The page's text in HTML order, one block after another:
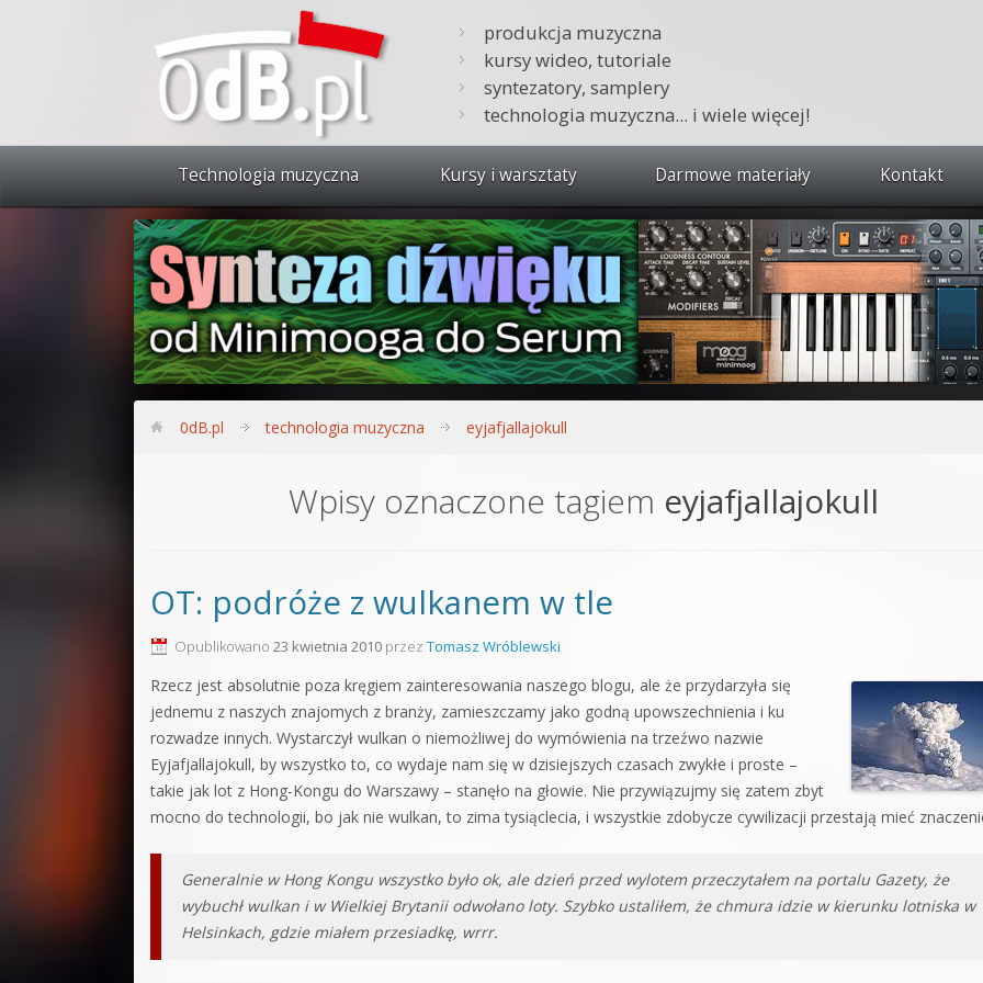
produkcja muzyczna
kursy wideo, tutoriale
syntezatory, samplery
technologia muzyczna... i wiele więcej!
Technologia muzyczna Kursy i warsztaty
Zobacz wszystkie kursy i warsztaty
Synteza dźwięku 🔥
Produkcja muzyczna w praktyce
Bitwig Studio od podstaw
Sound Forge od podstaw
Kontakt 5 Kompendium
Pakiety
Darmowe materiały Kontakt
0dB.pl technologia muzyczna eyjafjallajokull
Wpisy oznaczone tagiem eyjafjallajokull
OT: podróże z wulkanem w tle
Opublikowano 23 kwietnia 2010 przez Tomasz Wróblewski
Rzecz jest absolutnie poza kręgiem zainteresowania naszego blogu, ale że przydarzyła się
jednemu z naszych znajomych z branży, zamieszczamy jako godną upowszechnienia i ku
rozwadze innych. Wystarczył wulkan o niemożliwej do wymówienia na trzeźwo nazwie
Eyjafjallajokull, by wszystko to, co wydaje nam się w dzisiejszych czasach zwykłe i proste –
takie jak lot z Hong-Kongu do Warszawy – stanęło na głowie. Nie przywiązujmy się zatem zbyt
mocno do technologii, bo jak nie wulkan, to zima tysiąclecia, i wszystkie zdobycze cywilizacji przestają mieć
Generalnie w Hong Kongu wszystko było ok, ale dzień przed wylotem przeczytałem na portalu Gazety, że
wybuchł wulkan i w Wielkiej Brytanii odwołano loty. Szybko ustaliłem, że chmura idzie w kierunku lotniska w
Helsinkach, gdzie miałem przesiadkę, wrrr.